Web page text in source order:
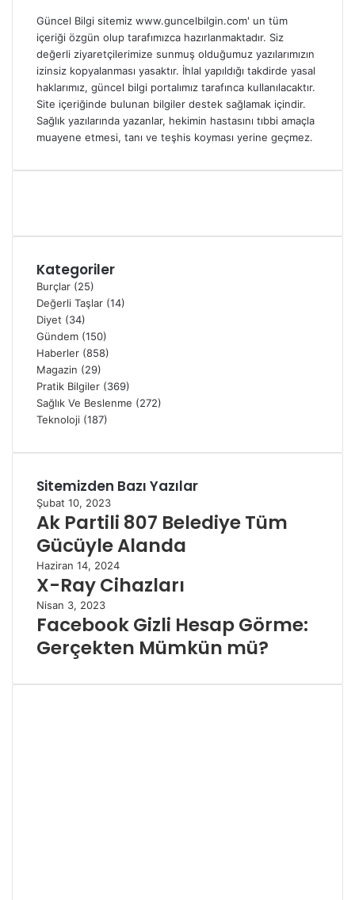
Güncel Bilgi sitemiz www.guncelbilgin.com' un tüm
içeriği özgün olup tarafımızca hazırlanmaktadır. Siz
değerli ziyaretçilerimize sunmuş olduğumuz yazılarımızın
izinsiz kopyalanması yasaktır. İhlal yapıldığı takdirde yasal
haklarımız, güncel bilgi portalımız tarafınca kullanılacaktır.
Site içeriğinde bulunan bilgiler destek sağlamak içindir.
Sağlık yazılarında yazanlar, hekimin hastasını tıbbi amaçla
muayene etmesi, tanı ve teşhis koyması yerine geçmez.
Kategoriler
Burçlar (25)
Değerli Taşlar (14)
Diyet (34)
Gündem (150)
Haberler (858)
Magazin (29)
Pratik Bilgiler (369)
Sağlık Ve Beslenme (272)
Teknoloji (187)
Sitemizden Bazı Yazılar
Şubat 10, 2023
Ak Partili 807 Belediye Tüm
Gücüyle Alanda
Haziran 14, 2024
X-Ray Cihazları
Nisan 3, 2023
Facebook Gizli Hesap Görme:
Gerçekten Mümkün mü?